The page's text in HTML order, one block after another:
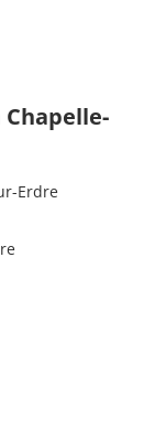
Erdre